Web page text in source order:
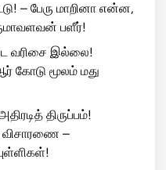
– பேரு மாறினா என்ன,
பளீர்!
வரிசை இல்லை!
கோடு மூலம் மது
திருப்பம்!
விசாரணை –